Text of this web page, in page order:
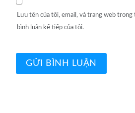
Lưu tên của tôi, email, và trang web
bình luận kế tiếp của tôi.